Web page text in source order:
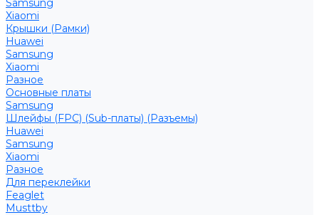
Samsung
Xiaomi
Крышки (Рамки)
Huawei
Samsung
Xiaomi
Разное
Основные платы
Samsung
Шлейфы (FPC) (Sub-платы) (Разъемы)
Huawei
Samsung
Xiaomi
Разное
Для переклейки
Feaglet
Musttby